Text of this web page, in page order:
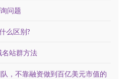
问题
么区别?
站群方法
，不靠融资做到百亿美元市值的